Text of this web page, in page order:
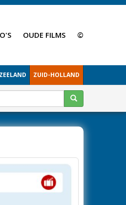
OUDE FILMS ©
ZEELAND ZUID-HOLLAND